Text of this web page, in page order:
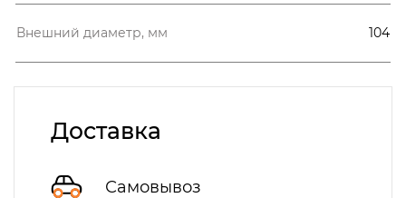
Внешний диаметр, мм 104
Доставка
Самовывоз